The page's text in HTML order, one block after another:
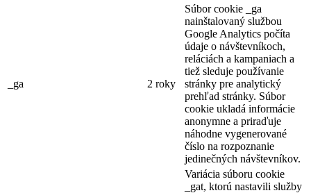
_ga 2 roky
Súbor cookie _ga
nainštalovaný službou
Google Analytics počíta
údaje o návštevníkoch,
reláciách a kampaniach a
tiež sleduje používanie
stránky pre analytický
prehľad stránky. Súbor
cookie ukladá informácie
anonymne a priraďuje
náhodne vygenerované
číslo na rozpoznanie
jedinečných návštevníkov.
Variácia súboru cookie
_gat, ktorú nastavili služby